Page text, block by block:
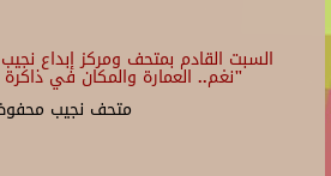
السبت القادم بمتحف ومركز إبداع
"نغم.. العمارة والمكان في ذاكرة
متحف نجيب